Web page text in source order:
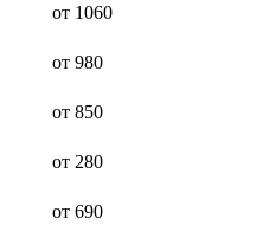
от 1060
от 980
от 850
от 280
от 690